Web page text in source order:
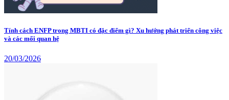
Tính cách ENFP trong MBTI có đặc điểm gì? Xu hướng phát triển công việc
và các mối quan hệ
20/03/2026